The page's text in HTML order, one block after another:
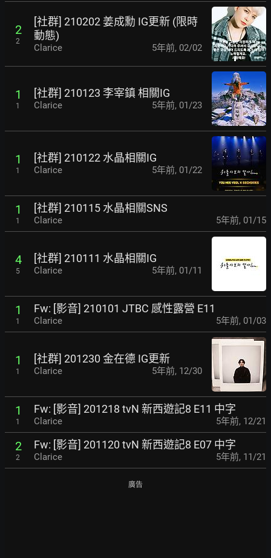
2
2
[社群] 210202 姜成勳 IG更新 (限時
動態)
Clarice 5年前, 02/02
1
1
[社群] 210123 李宰鎮 相關IG
Clarice 5年前, 01/23
1
1
[社群] 210122 水晶相關IG
Clarice 5年前, 01/22
1
1
[社群] 210115 水晶相關SNS
Clarice 5年前, 01/15
4
5
[社群] 210111 水晶相關IG
Clarice 5年前, 01/11
1
1
Fw: [影音] 210101 JTBC 感性露營 E11
Clarice 5年前, 01/03
1
1
[社群] 201230 金在德 IG更新
Clarice 5年前, 12/30
1
1
Fw: [影音] 201218 tvN 新西遊記8 E11 中字
Clarice 5年前, 12/21
2
2
Fw: [影音] 201120 tvN 新西遊記8 E07 中字
Clarice 5年前, 11/21
廣告